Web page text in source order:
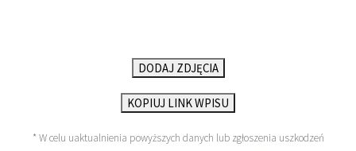
DODAJ ZDJĘCIA
KOPIUJ LINK WPISU
* W celu uaktualnienia powyższych danych lub zgłoszenia uszkodzeń